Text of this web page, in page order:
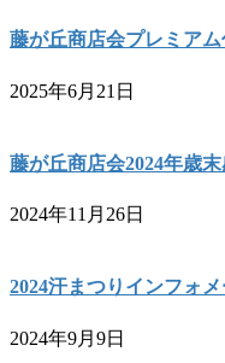
藤が丘商店会プレミア
2025年6月21日
藤が丘商店会2024年歳
2024年11月26日
2024汗まつりインフォ
2024年9月9日